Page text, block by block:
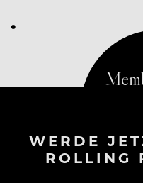
WERDE
ROLLING